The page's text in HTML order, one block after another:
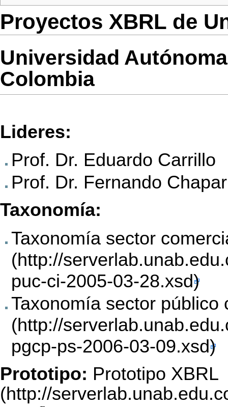
Proyectos XBRL de
Universidad
Colombia
Lideres:
Prof. Dr. Eduardo Carrillo
Prof. Dr. Fernando
Taxonomía:
Taxonomía sector
Taxonomía sector público
Prototipo: Prototipo XBRL